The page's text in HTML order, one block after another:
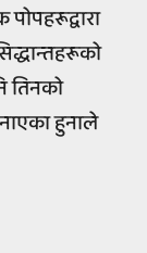
पोपहरूद्वारा
तिनको
हुनाले